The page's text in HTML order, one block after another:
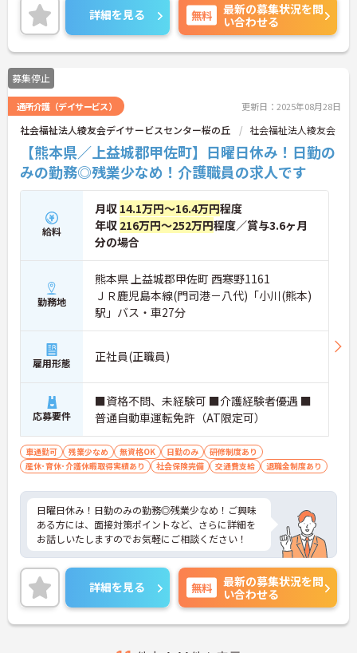
詳細を見る 無料
最新の募集状況を問
い合わせる
募集停止
通所介護（デイサービス） 更新日：2025年08月28日
社会福祉法人綾友会デイサービスセンター桜の丘 社会福祉法人綾友会
【熊本県／上益城郡甲佐町】日曜日休み！日勤の
みの勤務◎残業少なめ！介護職員の求人です
給料
月収 14.1万円～16.4万円程度
年収 216万円～252万円程度／賞与3.6ヶ月
分の場合
勤務地
熊本県 上益城郡甲佐町 西寒野1161
ＪＲ鹿児島本線(門司港－八代)「小川(熊本)
駅」バス・車27分
雇用形態 正社員(正職員)
応募要件
■資格不問、未経験可 ■介護経験者優遇 ■
普通自動車運転免許（AT限定可）
車通勤可 残業少なめ 無資格OK 日勤のみ
研修制度あり
産休･育休･介護休暇取得実績あり
社会保険完備 交通費支給 退職金制度あり
日曜日休み！日勤のみの勤務◎残業少なめ！ご興味
ある方には、面接対策ポイントなど、さらに詳細を
お話しいたしますのでお気軽にご相談ください！
詳細を見る 無料
最新の募集状況を問
い合わせる